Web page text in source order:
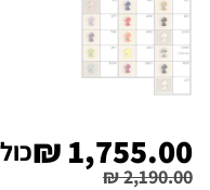
₪2,190.00
₪ 1,755.00